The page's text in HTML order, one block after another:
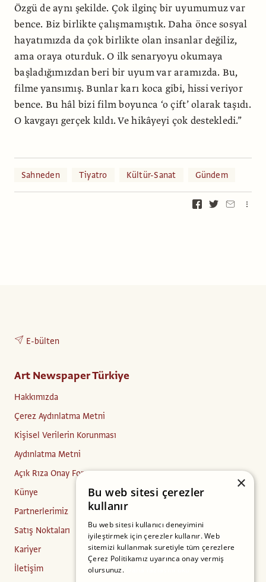
Özgü de aynı şekilde. Çok ilginç bir uyumumuz var
bence. Biz birlikte çalışmamıştık. Daha önce sosyal
hayatımızda da çok birlikte olan insanlar değiliz,
ama oraya oturduk. O ilk senaryoyu okumaya
başladığımızdan beri bir uyum var aramızda. Bu,
filme yansımış. Bunlar karı koca gibi, hissi veriyor
bence. Bu hâl bizi film boyunca ‘o çift’ olarak taşıdı.
O kavgayı gerçek kıldı. Ve hikâyeyi çok destekledi.”
Sahneden Tiyatro Kültür-Sanat Gündem
E-bülten
Art Newspaper Türkiye
Hakkımızda
Çerez Aydınlatma Metni
Kişisel Verilerin Korunması
Aydınlatma Metni
Açık Rıza Onay Formu
Künye
Partnerlerimiz
Satış Noktaları
Kariyer
İletişim
×
Bu web sitesi çerezler
kullanır
Bu web sitesi kullanıcı deneyimini
iyileştirmek için çerezler kullanır. Web
sitemizi kullanmak suretiyle tüm çerezlere
Çerez Politikamız uyarınca onay vermiş
olursunuz.